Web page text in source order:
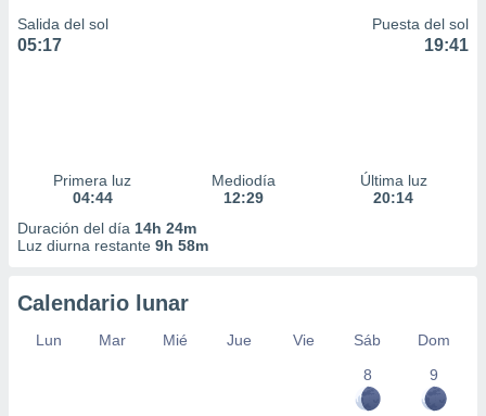
Salida del sol
05:17
Puesta del sol
19:41
Primera luz
04:44
Mediodía
12:29
Última luz
20:14
Duración del día 14h 24m
Luz diurna restante 9h 58m
Calendario lunar
Lun Mar Mié Jue Vie Sáb
Dom
8
9